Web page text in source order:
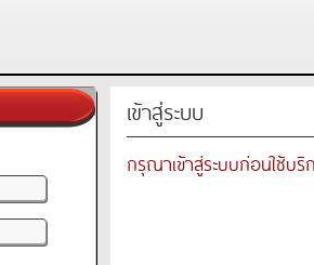
เข้าสู่ระบบ
กรุณาเข้าสู่ระบบก่อนใช้บริ